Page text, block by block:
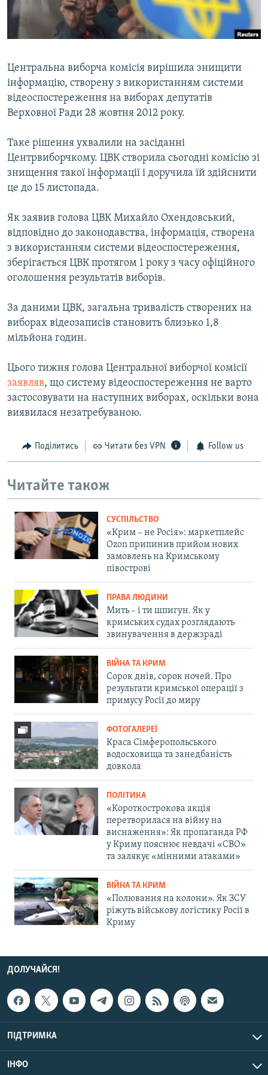
ВІДЕОУРОКИ «ELIFBE»
СВІДЧЕННЯ ОКУПАЦІЇ
ІНФОГРАФІКА
Qırımtatar
ДОЛУЧАЙСЯ!
Центральна виборча комісія вирішила знищити
інформацію, створену з використанням системи
відеоспостереження на виборах депутатів
Верховної Ради 28 жовтня 2012 року.
Таке рішення ухвалили на засіданні
Центрвиборчкому. ЦВК створила сьогодні комісію зі
знищення такої інформації і доручила їй здійснити
це до 15 листопада.
Як заявив голова ЦВК Михайло Охендовський,
відповідно до законодавства, інформація, створена
з використанням системи відеоспостереження,
зберігається ЦВК протягом 1 року з часу офіційного
оголошення результатів виборів.
За даними ЦВК, загальна тривалість створених на
виборах відеозаписів становить близько 1,8
мільйона годин.
Цього тижня голова Центральної виборчої комісії
заявляв, що систему відеоспостереження не варто
застосовувати на наступних виборах, оскільки вона
виявилася незатребуваною.
Поділитись Читати без VPN Follow us
Читайте також
СУСПІЛЬСТВО
«Крим – не Росія»: маркетплейс
Ozon припинив прийом нових
замовлень на Кримському
півострові
ПРАВА ЛЮДИНИ
Мить – і ти шпигун. Як у
кримських судах розглядають
звинувачення в держзраді
ВІЙНА ТА КРИМ
Сорок днів, сорок ночей. Про
результати кримської операції з
примусу Росії до миру
ФОТОГАЛЕРЕЇ
Краса Сімферопольського
водосховища та занедбаність
довкола
ПОЛІТИКА
«Короткострокова акція
перетворилася на війну на
виснаження»: Як пропаганда РФ
у Криму пояснює невдачі «СВО»
та залякує «мінними атаками»
ВІЙНА ТА КРИМ
«Полювання на колони». Як ЗСУ
ріжуть військову логістику Росії в
Криму
ДОЛУЧАЙСЯ!
ПІДТРИМКА
ІНФО